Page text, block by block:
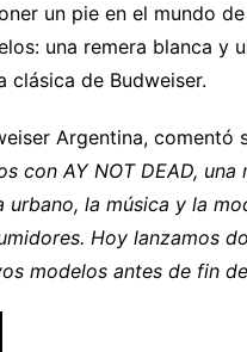
un pie en el mundo
una remera blanca y
clásica de Budweiser.
Argentina, comentó
con AY NOT DEAD,
la música y la
Hoy lanzamos
modelos antes de fin de